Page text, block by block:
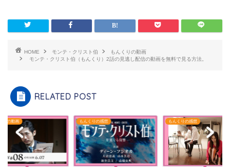
HOME モンテ・クリスト伯
もんくりの動画
モンテ・クリスト伯（もんくり）2話の見逃し配信の動画を無料で見る方法。
RELATED POST
りの動画 もんくりの感想 もんくりの感想